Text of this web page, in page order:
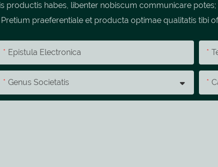
productis habes, libenter nobiscum communicare
praeferentiale et producta optimae qualitatis tibi
Epistula Electronica
Genus Societatis